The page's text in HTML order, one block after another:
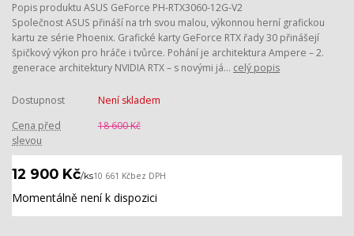
Popis produktu ASUS GeForce PH-RTX3060-12G-V2
Společnost ASUS přináší na trh svou malou, výkonnou herní grafickou
kartu ze série Phoenix. Grafické karty GeForce RTX řady 30 přinášejí
špičkový výkon pro hráče i tvůrce. Pohání je architektura Ampere – 2.
generace architektury NVIDIA RTX – s novými já... celý popis
Dostupnost
Není skladem
Cena před
slevou
18 600 Kč
12 900 Kč/ks10 661 Kčbez DPH
Momentálně není k dispozici